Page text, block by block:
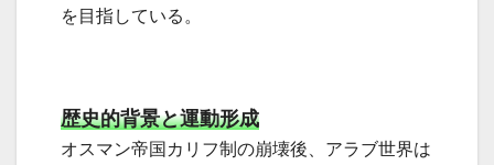
を目指している。
歴史的背景と運動形成
オスマン帝国カリフ制の崩壊後、アラブ世界は